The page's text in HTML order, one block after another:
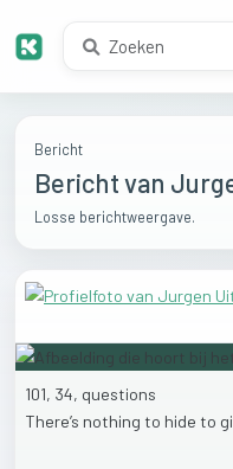
Bericht
Bericht van
Losse berichtweergave.
101, 34, questions
There’s nothing to hide to